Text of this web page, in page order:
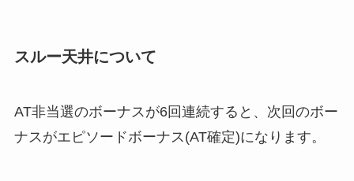
スルー天井について
AT非当選のボーナスが6回連続すると、次回のボー
ナスがエピソードボーナス(AT確定)になります。